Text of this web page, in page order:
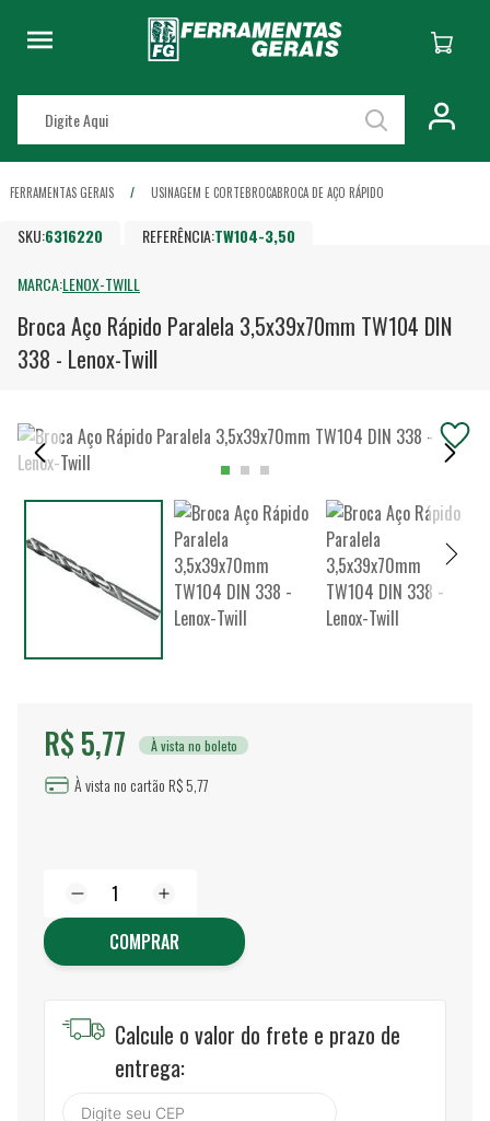
FERRAMENTAS GERAIS USINAGEM E CORTEBROCABROCA DE AÇO RÁPIDO
SKU:6316220 REFERÊNCIA:TW104-3,50
MARCA:LENOX-TWILL
Broca Aço Rápido Paralela 3,5x39x70mm TW104 DIN
338 - Lenox-Twill
R$ 5,77 À vista no boleto
À vista no cartão R$ 5,77
COMPRAR
Calcule o valor do frete e prazo de
entrega: